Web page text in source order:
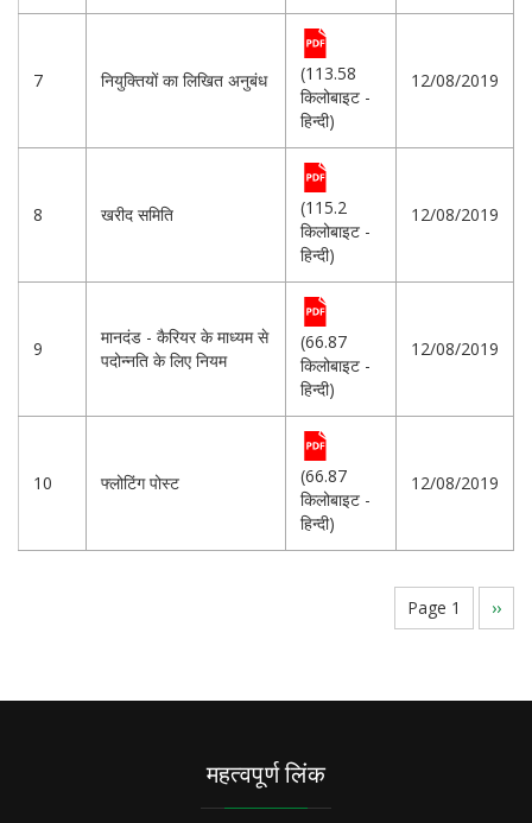
7 नियुक्तियों का लिखित अनुबंध
(113.58
किलोबाइट -
हिन्दी)
12/08/2019
8 खरीद समिति
(115.2
किलोबाइट -
हिन्दी)
12/08/2019
9
मानदंड - कैरियर के माध्यम से
पदोन्नति के लिए नियम
(66.87
किलोबाइट -
हिन्दी)
12/08/2019
10 फ्लोटिंग पोस्ट
(66.87
किलोबाइट -
हिन्दी)
12/08/2019
Page 1
Next
page
››
महत्वपूर्ण लिंक